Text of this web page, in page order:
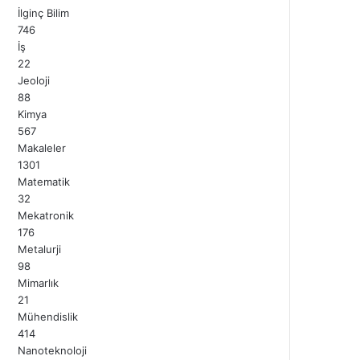
İlginç Bilim
746
İş
22
Jeoloji
88
Kimya
567
Makaleler
1301
Matematik
32
Mekatronik
176
Metalurji
98
Mimarlık
21
Mühendislik
414
Nanoteknoloji